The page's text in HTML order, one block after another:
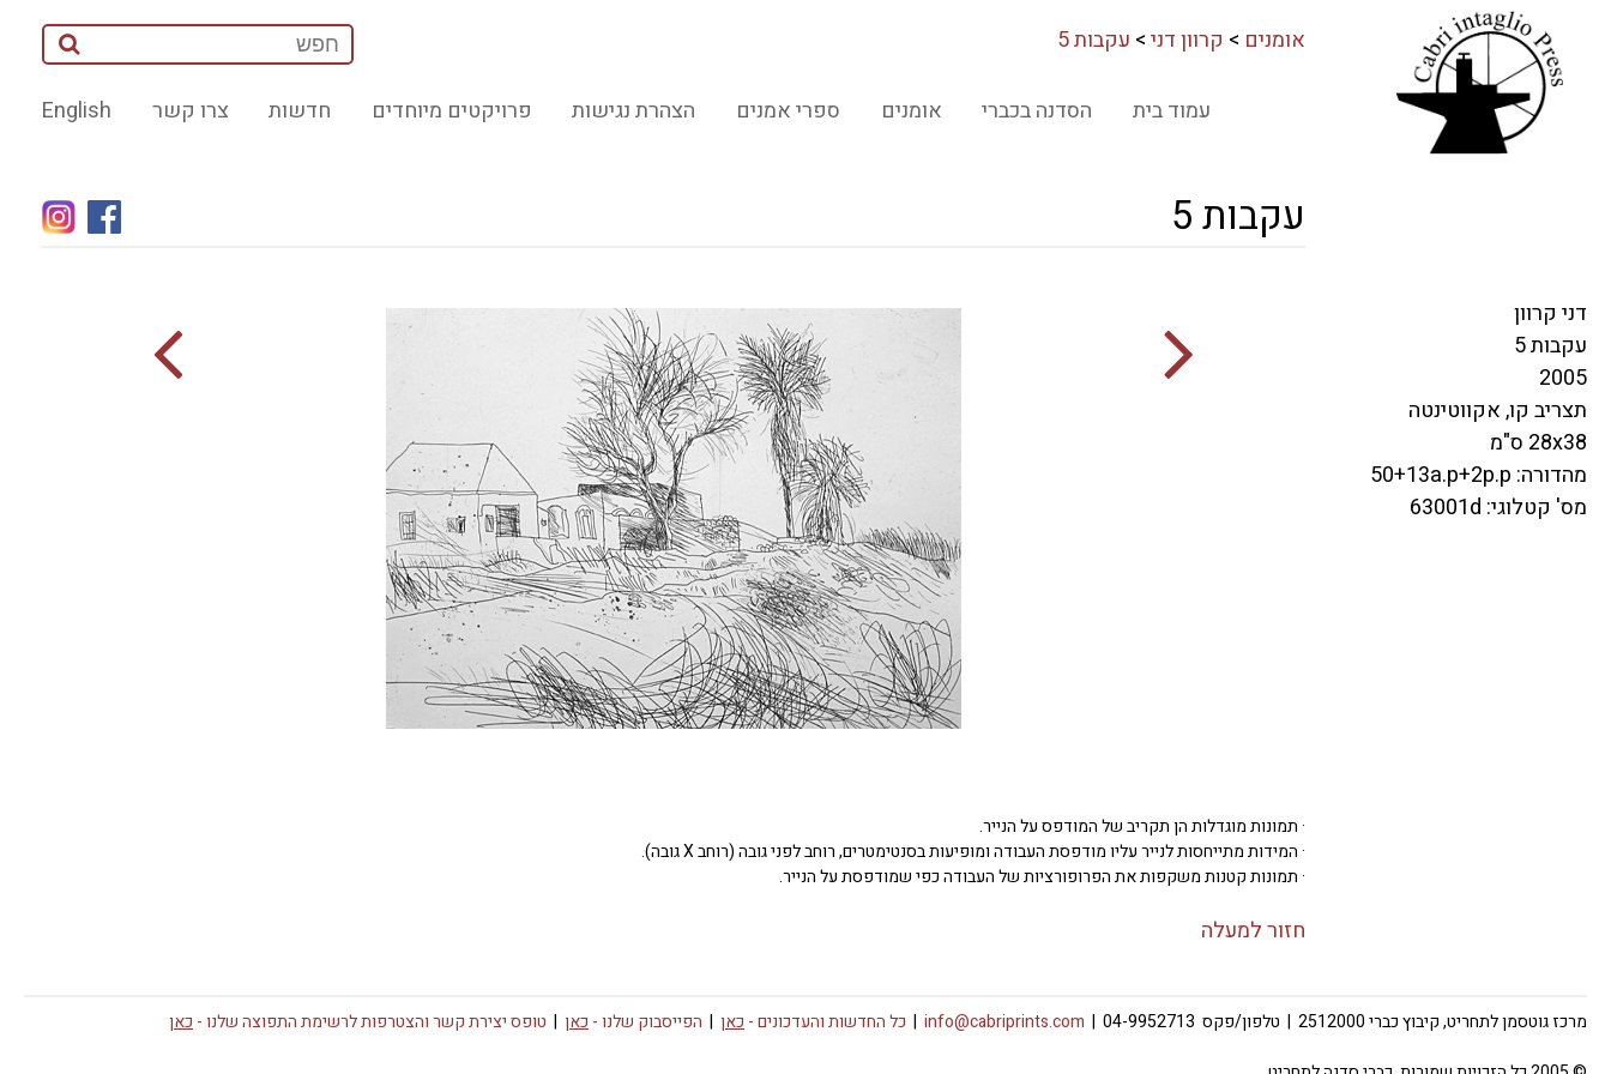
אומנים > קרוון דני> עקבות 5
English צרו קשר חדשות פרויקטים מיוחדים הצהרת נגישות ספרי אמנים אומנים הסדנה בכברי עמוד בית
עקבות 5
· תמונות מוגדלות הן תקריב של המודפס על הנייר.
· המידות מתייחסות לנייר עליו מודפסת העבודה ומופיעות בסנטימטרים, רוחב לפני גובה (רוחב X גובה).
· תמונות קטנות משקפות את הפרופורציות של העבודה כפי שמודפסת על הנייר.
חזור למעלה
דני קרוון
עקבות 5
2005
תצריב קו, אקווטינטה
28x38 ס"מ
מהדורה: 50+13a.p+2p.p
מס' קטלוגי: 63001d
מרכז גוטסמן לתחריט, קיבוץ כברי 2512000 | טלפון/פקס 04-9952713 | info@cabriprints.com
| כל החדשות והעדכונים - כאן | הפייסבוק שלנו - כאן | טופס יצירת קשר והצטרפות לרשימת התפוצה שלנו - כאן